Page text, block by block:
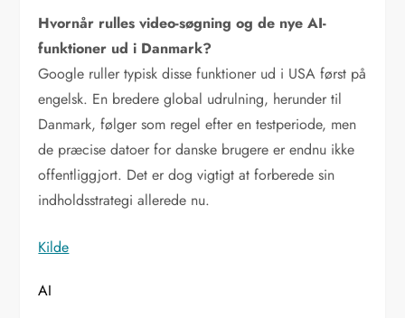
Hvornår rulles video-søgning og de nye AI-
funktioner ud i Danmark?
Google ruller typisk disse funktioner ud i USA først på
engelsk. En bredere global udrulning, herunder til
Danmark, følger som regel efter en testperiode, men
de præcise datoer for danske brugere er endnu ikke
offentliggjort. Det er dog vigtigt at forberede sin
indholdsstrategi allerede nu.
Kilde
AI